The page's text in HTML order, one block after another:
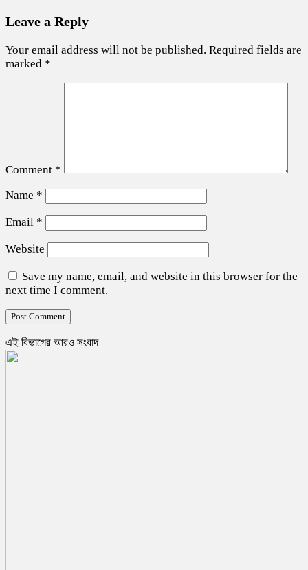
Leave a Reply
Your email address will not be published. Required fields are
marked *
Comment *
Name *
Email *
Website
Save my name, email, and website in this browser for the
next time I comment.
এই বিভাগের আরও সংবাদ